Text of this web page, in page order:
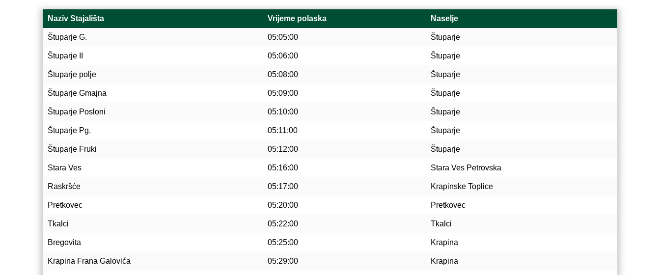
Naziv Stajališta Vrijeme polaska Naselje
Štuparje G. 05:05:00 Štuparje
Štuparje II 05:06:00 Štuparje
Štuparje polje 05:08:00 Štuparje
Štuparje Gmajna 05:09:00 Štuparje
Štuparje Posloni 05:10:00 Štuparje
Štuparje Pg. 05:11:00 Štuparje
Štuparje Fruki 05:12:00 Štuparje
Stara Ves 05:16:00 Stara Ves Petrovska
Raskršće 05:17:00 Krapinske Toplice
Pretkovec 05:20:00 Pretkovec
Tkalci 05:22:00 Tkalci
Bregovita 05:25:00 Krapina
Krapina Frana Galovića 05:29:00 Krapina